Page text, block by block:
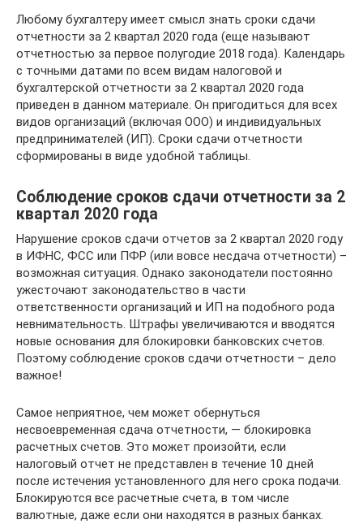
Любому бухгалтеру имеет смысл знать сроки сдачи
отчетности за 2 квартал 2020 года (еще называют
отчетностью за первое полугодие 2018 года). Календарь
с точными датами по всем видам налоговой и
бухгалтерской отчетности за 2 квартал 2020 года
приведен в данном материале. Он пригодиться для всех
видов организаций (включая ООО) и индивидуальных
предпринимателей (ИП). Сроки сдачи отчетности
сформированы в виде удобной таблицы.
Соблюдение сроков сдачи отчетности за 2
квартал 2020 года
Нарушение сроков сдачи отчетов за 2 квартал 2020 году
в ИФНС, ФСС или ПФР (или вовсе несдача отчетности) –
возможная ситуация. Однако законодатели постоянно
ужесточают законодательство в части
ответственности организаций и ИП на подобного рода
невнимательность. Штрафы увеличиваются и вводятся
новые основания для блокировки банковских счетов.
Поэтому соблюдение сроков сдачи отчетности – дело
важное!
Самое неприятное, чем может обернуться
несвоевременная сдача отчетности, — блокировка
расчетных счетов. Это может произойти, если
налоговый отчет не представлен в течение 10 дней
после истечения установленного для него срока подачи.
Блокируются все расчетные счета, в том числе
валютные, даже если они находятся в разных банках.